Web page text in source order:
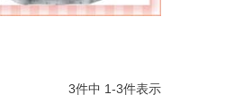
3件中 1-3件表示